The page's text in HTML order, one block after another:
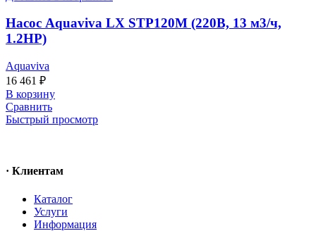
Насос Aquaviva LX STP120M (220В, 13 м3/ч,
1.2НР)
Aquaviva
16 461 ₽
В корзину
Сравнить
Быстрый просмотр
· Клиентам
Каталог
Услуги
Информация